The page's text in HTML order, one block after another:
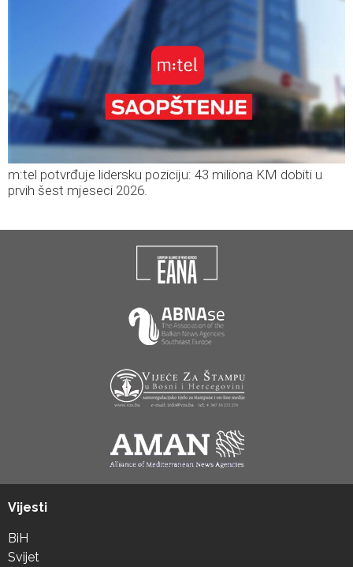
m:tel potvrđuje lidersku poziciju: 43 miliona KM dobiti u
prvih šest mjeseci 2026.
Vijesti
BiH
Svijet